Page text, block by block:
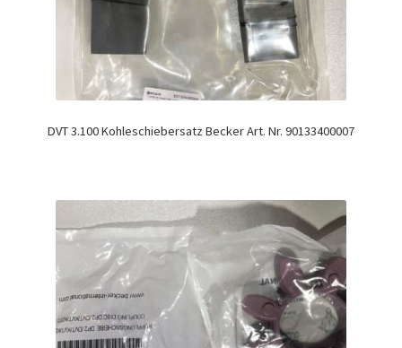
DVT 3.100 Kohleschiebersatz Becker Art. Nr. 90133400007